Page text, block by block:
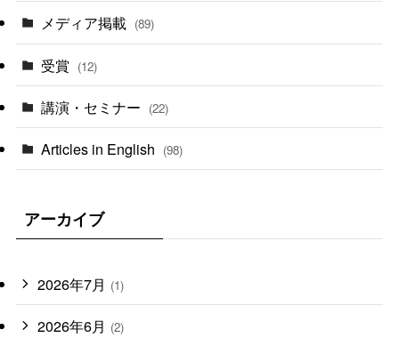
メディア掲載 (89)
受賞 (12)
講演・セミナー (22)
Articles in English (98)
アーカイブ
2026年7月 (1)
2026年6月 (2)